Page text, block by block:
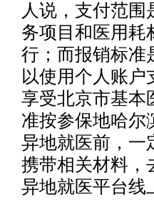
人说，支付范
务项目和医用耗
行；而报销标准
以使用个人账
享受北京市基本
准按参保地哈尔
异地就医前，一
携带相关材料，
异地就医平台线